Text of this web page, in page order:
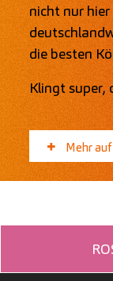
nicht nur hier
die besten
Klingt super,
Mehr